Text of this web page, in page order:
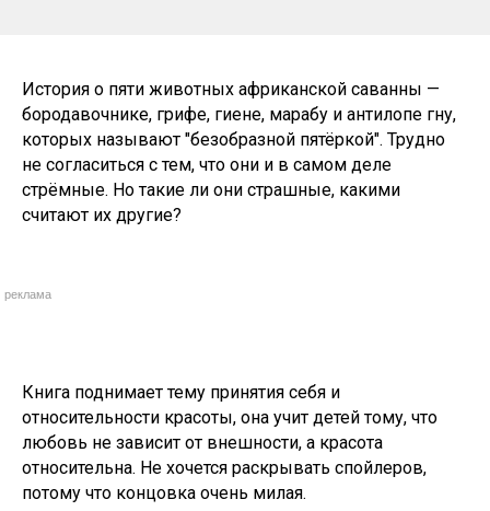
История о пяти животных африканской саванны —
бородавочнике, грифе, гиене, марабу и антилопе гну,
которых называют "безобразной пятёркой". Трудно
не согласиться с тем, что они и в самом деле
стрёмные. Но такие ли они страшные, какими
считают их другие?
реклама
Книга поднимает тему принятия себя и
относительности красоты, она учит детей тому, что
любовь не зависит от внешности, а красота
относительна. Не хочется раскрывать спойлеров,
потому что концовка очень милая.